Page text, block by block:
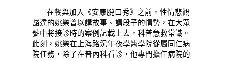
在餐與加入《安康脫口秀》之前，性情悲觀
豁達的姚樂曾以講故事、講段子的情勢，在大眾
號中將接診時的案例記載上去，科普急救常識。
此刻，姚樂在上海路況年夜學醫學院從屬同仁病
院任務，除了在普內科看診，他專門擔任病院的